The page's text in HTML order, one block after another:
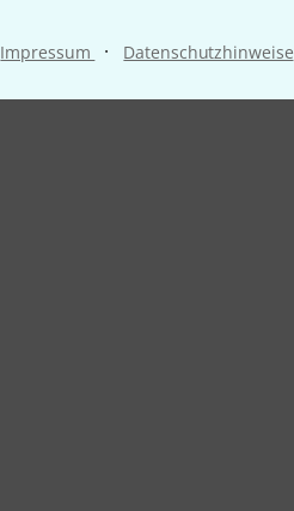
Impressum · Datenschutzhinweise